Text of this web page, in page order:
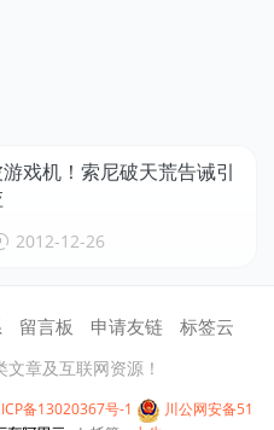
戏机！索尼破天荒告诫引
2012-12-26
留言板 申请友链 标签云
章及互联网资源！
备13020367号-1
川公网安备51